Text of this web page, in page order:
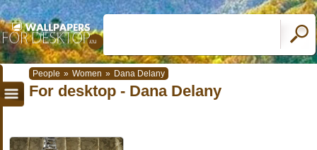
People » Women » Dana Delany
For desktop - Dana Delany